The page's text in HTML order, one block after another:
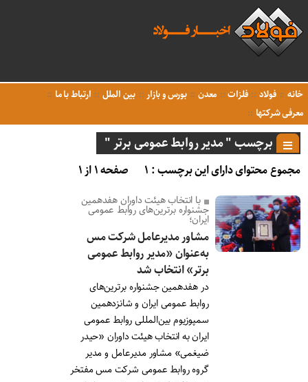
خانه فولاد فلزات معدن بورس و بازار بین الملل
ارتباط با ما
معرفی شرکتها
برچسب " مدیر روابط عمومی برتر "
مجموع محتوای دارای این برچسب : ۱ صفحه ۱ از ۱
با انتخاب هیئت داوران هفدهمین
جشنواره برترین‌های روابط عمومی
ایران؛
مشاور مدیرعامل شرکت مس
به‌عنوان «مدیر روابط عمومی
برتر» انتخاب شد
در هفدهمین جشنواره برترین‌های
روابط عمومی ایران و شانزدهمین
سمپوزیوم بین‌المللی روابط عمومی
ایران به انتخاب هیئت داوران «حیدر
ضیغمی» مشاور مدیرعامل و مدیر
گروه روابط عمومی شرکت مس مفتخر